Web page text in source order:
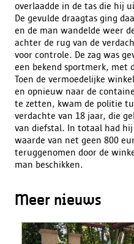
overlaadde in de tas die hij
De gevulde draagtas ging
en de man wandelde weer
achter de rug van de
voor controle. De zag was
een bekend sportmerk, met
Toen de vermoedelijke
en opnieuw naar de
te zetten, kwam de politie
verdachte van 18 jaar, die
van diefstal. In totaal had
waarde van net geen 800
teruggenomen door de
man beschikken.
Meer nieuws